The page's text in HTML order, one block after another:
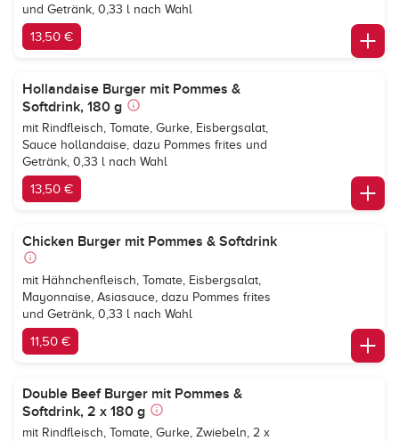
und Getränk, 0,33 l nach Wahl
13,50 €
Hollandaise Burger mit Pommes &
Softdrink, 180 g
mit Rindfleisch, Tomate, Gurke, Eisbergsalat,
Sauce hollandaise, dazu Pommes frites und
Getränk, 0,33 l nach Wahl
13,50 €
Chicken Burger mit Pommes & Softdrink
mit Hähnchenfleisch, Tomate, Eisbergsalat,
Mayonnaise, Asiasauce, dazu Pommes frites
und Getränk, 0,33 l nach Wahl
11,50 €
Double Beef Burger mit Pommes &
Softdrink, 2 x 180 g
mit Rindfleisch, Tomate, Gurke, Zwiebeln, 2 x